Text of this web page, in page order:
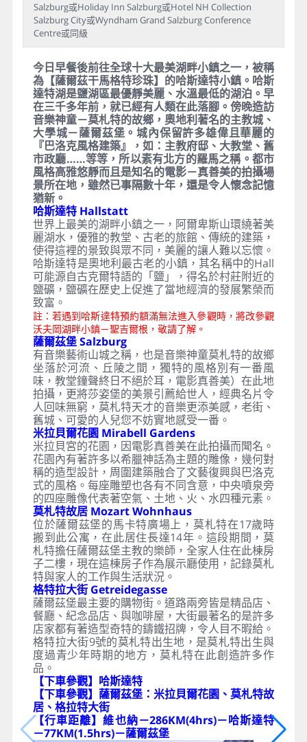
Salzburg或Holiday Inn Salzburg或Hotel NH Collection
Salzburg City或Wyndham Grand Salzburg Conference
Centre或同級
今日早餐後前往全球十大最美湖畔小鎮之一，被稱
為【薩爾茲干馬格特珍珠】的哈斯達特小鎮。哈斯
達特湖是鹽湖區最優靜美麗、水溫最低的湖泊。早
在三千多年前，就已經有人類在此落腳。傍晚造訪
音樂神童－莫札特的故鄉，奧地利著名的主教城、
大學城－薩爾茲堡。城內保留許多雄偉且華麗的
『巴洛克風格建築』，如：主教府邸、大教堂、舊
市政廳……等等，所以素有北方的羅馬之稱。都市
風格高雅悠靜而且是知名的電影－真善美的拍攝場
景所在地，雖然已事隔數十年，還是令人懷念記憶
猶新。
哈斯達特 Hallstatt
世界上最美的湖畔小鎮之一，阿爾卑斯山環繞著美
麗湖水，優雅的教堂、古老的旅館、傳統的建築，
使得這裡的景致與眾不同，美麗的讓人難以忘懷。
哈斯達特是奧地利最古老的小鎮，其名稱中的Hall
可能源自古克爾特語的「鹽」，得名於村莊附近的
鹽礦，鹽礦在歷史上促進了當地經濟的發展繁榮而
致富。
註：若遇到哈斯達特預約額滿無法進入參觀時，將改參觀
沃夫岡湖畔小鎮－聖吉爾根，敬請了解。
薩爾茲堡 Salzburg
有音樂藝術山城之稱，也是音樂神童莫札特的故鄉
坐落於河流、丘陵之間，獨特的風格別有一番風
味，教堂鐘聲終日不絕於耳，電影真善美）在此地
拍攝，更將莎姿堡的美景引薦給世人，經典名片令
人回味無窮，莫札特天才的音樂更添美感，老街、
舊城、可愛的人兒您不妨實地感受一番。
米拉貝爾花園 Mirabell Gardens
米拉貝宮的花園，因電影真善美在此拍攝而聞名。
花園內有著許多以希臘神話為主題的雕像，幾何對
稱的造型設計，周圍建築融合了文藝復興與巴洛克
式的風格。每座雕塑也各有不同含意，中央噴泉旁
的四座雕像代表著空氣、土地、火、水四種元素。
莫札特故居 Mozart Wohnhaus
位於薩爾茲堡的馬卡特廣場上，莫札特在17歲時
搬到此公寓，在此居住長達14年。這段期間，莫
札特擔任薩爾茲堡主教的樂師，全家人住在此棟房
子二樓，現在這棟房子作為展示廳使用，記錄莫札
特與家人的工作與生活狀況。
格特拉大街 Getreidegasse
薩爾茲堡最主要的購物街。道路兩旁皆是精品店、
餐廳、紀念品店、與咖啡屋，大街最著名的是許多
店家都有著造型奇特的鑄鐵招牌，令人目不暇給。
格特拉大街9號的莫札特出生地，是莫札特出生與
度過青少年時期的地方，莫札特在此創造許多作
品。
【下車參觀】哈斯達特
【下車參觀】薩爾茲堡：米拉貝爾花園、莫札特故
居、格拉特大街
【行車距離】維也納－286KM(4hrs)－哈斯達特
－77KM(1.5hrs)－薩爾茲堡